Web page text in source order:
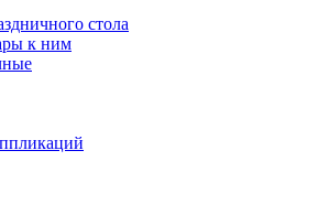
стола
к ним